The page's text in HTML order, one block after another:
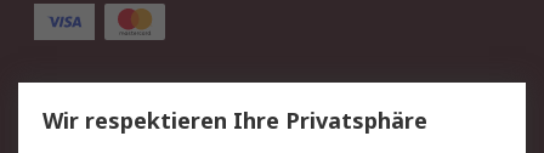
Service
Value Added Services
Lieferlösungen
Wir respektieren Ihre Privatsphäre